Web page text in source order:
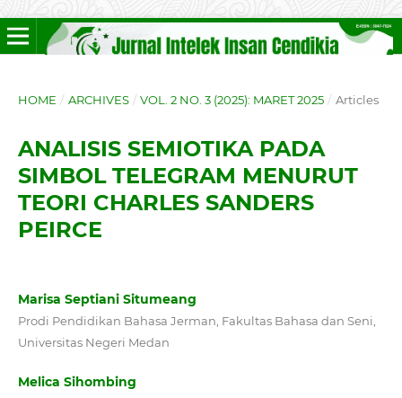
HOME / ARCHIVES / VOL. 2 NO. 3 (2025): MARET 2025 / Articles
ANALISIS SEMIOTIKA PADA
SIMBOL TELEGRAM MENURUT
TEORI CHARLES SANDERS
PEIRCE
Marisa Septiani Situmeang
Prodi Pendidikan Bahasa Jerman, Fakultas Bahasa dan Seni,
Universitas Negeri Medan
Melica Sihombing